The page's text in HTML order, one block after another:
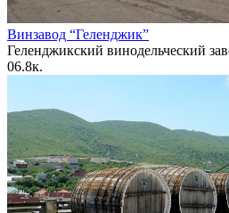
Винзавод “Геленджик”
Геленджикский винодельческий
06.8к.